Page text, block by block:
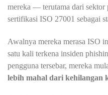
mereka — terutama dari
sertifikasi ISO 27001 sebagai
Awalnya mereka merasa ISO
satu kali terkena insiden
pengguna tersebar, mereka
lebih mahal dari kehilangan